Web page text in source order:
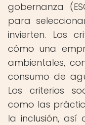
gobernanza
para
invierten. Los
cómo una
ambientales,
consumo de
Los criterios
como las
la inclusión, así